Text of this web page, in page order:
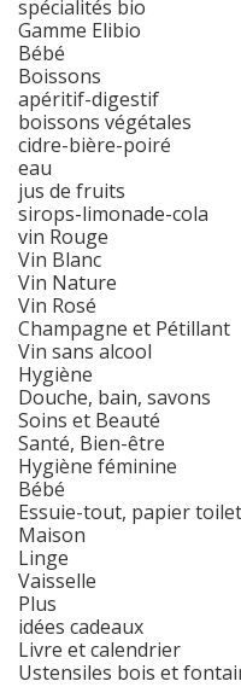
spécialités bio
Gamme Elibio
Bébé
Boissons
apéritif-digestif
boissons végétales
cidre-bière-poiré
eau
jus de fruits
sirops-limonade-cola
vin Rouge
Vin Blanc
Vin Nature
Vin Rosé
Champagne et Pétillant
Vin sans alcool
Hygiène
Douche, bain, savons
Soins et Beauté
Santé, Bien-être
Hygiène féminine
Bébé
Essuie-tout, papier
Maison
Linge
Vaisselle
Plus
idées cadeaux
Livre et calendrier
Ustensiles bois et